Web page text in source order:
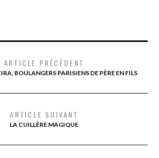
ARTICLE PRÉCÉDENT
BOULANGERS PARISIENS DE PÈRE EN FILS
ARTICLE SUIVANT
LA CUILLÈRE MAGIQUE